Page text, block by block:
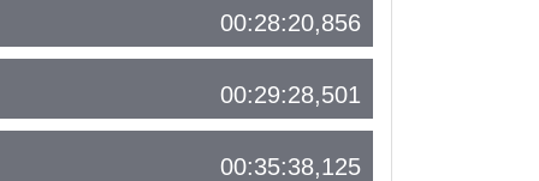
00:28:20,856
00:29:28,501
00:35:38,125